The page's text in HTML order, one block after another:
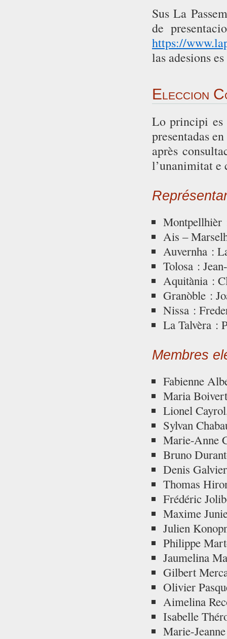
Sus La
de
https://
las adesions
Eleccion
Lo principi es
presentadas
après
l’unanimitat e
Montpellhièr
Ais –
Auvernha :
Tolosa :
Aquitània :
Granòble :
Nissa :
La Talvèra :
Membres
Fabienne
Maria
Lionel
Sylvan
Marie-Anne
Bruno
Denis
Thomas
Frédéric
Maxime
Julien
Philippe
Jaumelina
Gilbert
Olivier
Aimelina
Isabelle
Marie-